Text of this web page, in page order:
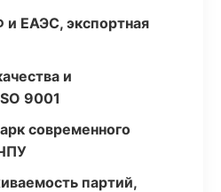
и ЕАЭС, экспортная
и
9001
современного
партий,